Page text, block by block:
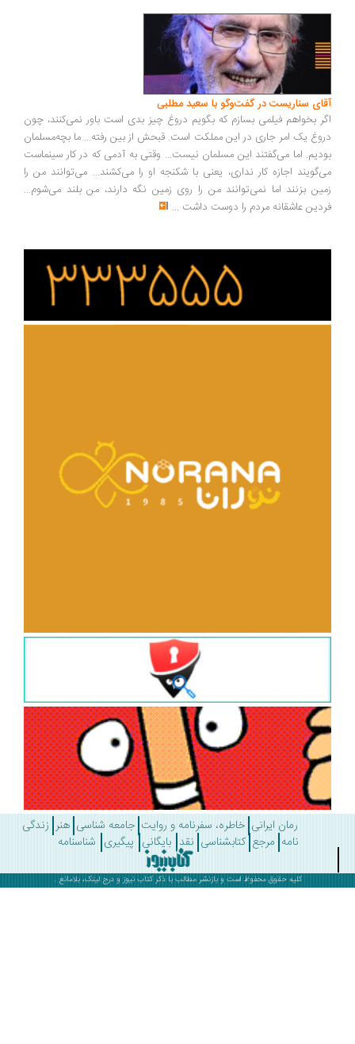
سناریست در گفت‌وگو با سعید مطلبی
بخواهم فیلمی بسازم که بگویم دروغ چیز بدی است باور نمی‌کنند، چون
یک امر جاری در این مملکت است. قبحش از بین رفته... ما بچه‌مسلمان
اما می‌گفتند این مسلمان نیست... وقتی به آدمی که در کار سینماست
اجازه کار نداری، یعنی با شکنجه او را می‌کشند... می‌توانند من را
بزنند اما نمی‌توانند من را روی زمین نگه دارند، من بلند می‌شوم...
عاشقانه مردم را دوست داشت ...
رمان ایرانی خاطره، سفرنامه و روایت جامعه شناسی هنر زندگی
مرجع کتابشناسی نقد بایگانی پیگیری شناسنامه
کلیه حقوق محفوظ است و بازنشر مطالب با ذکرکتاب نیوز و درج لینک، بلامانع .